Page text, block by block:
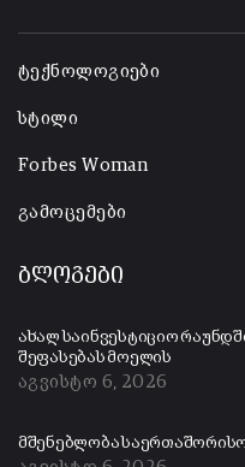
ტექნოლოგიები
სტილი
Forbes Woman
გამოცემები
ბლოგები
ახალ საინვესტიციო
შეფასებას მოელის
აგვისტო 6, 2026
მშენებლობა